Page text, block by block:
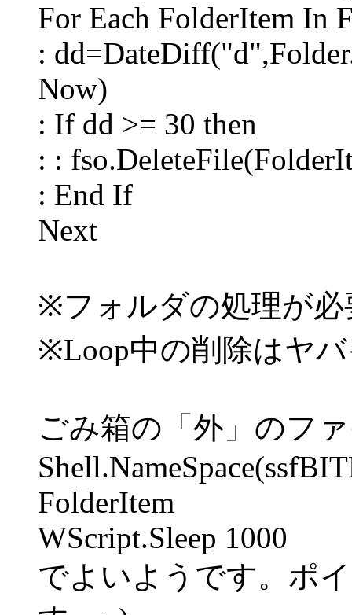
For Each FolderItem In
:
Now)
: If dd >= 30 then
: :
: End If
Next
※フォルダの処理が必
※Loop中の削除はヤ
ごみ箱の「外」のフ
FolderItem
WScript.Sleep 1000
でよいようです。ポ